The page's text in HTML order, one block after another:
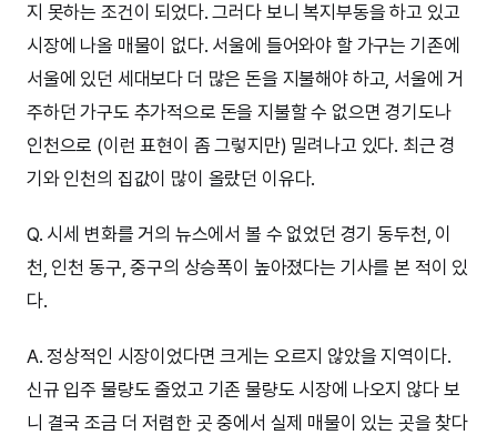
지 못하는 조건이 되었다. 그러다 보니 복지부동을 하고 있고
시장에 나올 매물이 없다. 서울에 들어와야 할 가구는 기존에
서울에 있던 세대보다 더 많은 돈을 지불해야 하고, 서울에 거
주하던 가구도 추가적으로 돈을 지불할 수 없으면 경기도나
인천으로 (이런 표현이 좀 그렇지만) 밀려나고 있다. 최근 경
기와 인천의 집값이 많이 올랐던 이유다.
Q. 시세 변화를 거의 뉴스에서 볼 수 없었던 경기 동두천, 이
천, 인천 동구, 중구의 상승폭이 높아졌다는 기사를 본 적이 있
다.
A. 정상적인 시장이었다면 크게는 오르지 않았을 지역이다.
신규 입주 물량도 줄었고 기존 물량도 시장에 나오지 않다 보
니 결국 조금 더 저렴한 곳 중에서 실제 매물이 있는 곳을 찾다